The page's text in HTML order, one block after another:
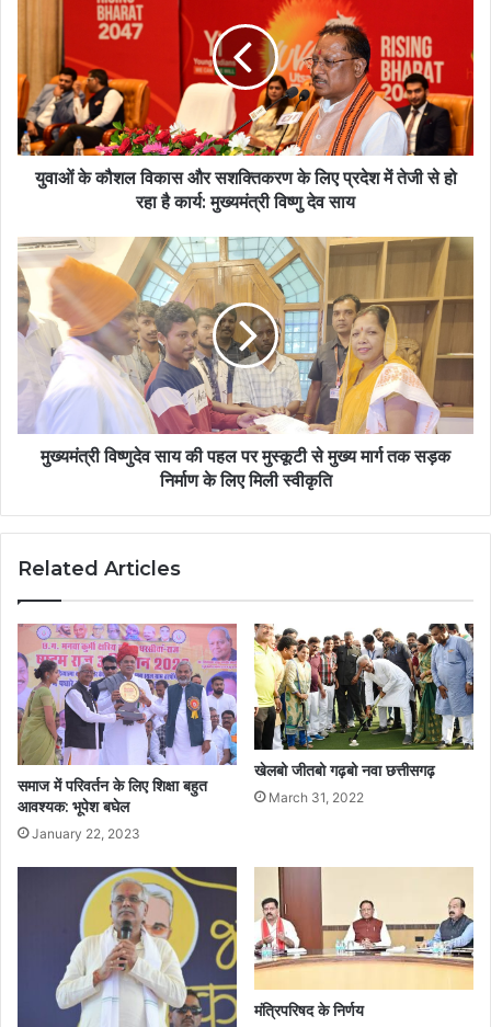
युवाओं के कौशल विकास और सशक्तिकरण के लिए प्रदेश में तेजी से हो
रहा है कार्य: मुख्यमंत्री विष्णु देव साय
मुख्यमंत्री विष्णुदेव साय की पहल पर मुस्कूटी से मुख्य मार्ग तक सड़क
निर्माण के लिए मिली स्वीकृति
Related Articles
समाज में परिवर्तन के लिए शिक्षा बहुत
आवश्यक: भूपेश बघेल
January 22, 2023
खेलबो जीतबो गढ़बो नवा छत्तीसगढ़
March 31, 2022
मंत्रिपरिषद के निर्णय